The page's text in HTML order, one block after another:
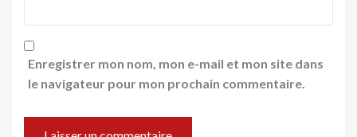
Enregistrer mon nom, mon e-mail et mon site dans
le navigateur pour mon prochain commentaire.